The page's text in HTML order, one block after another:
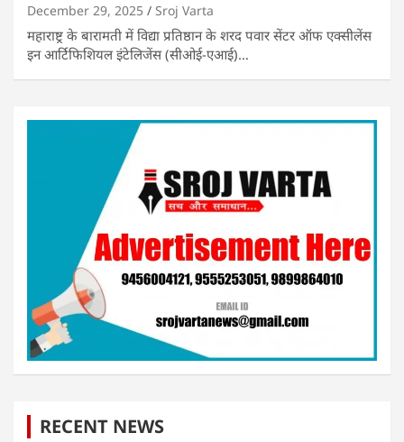
December 29, 2025 Sroj Varta
महाराष्ट्र के बारामती में विद्या प्रतिष्ठान के शरद पवार सेंटर ऑफ एक्सीलेंस
इन आर्टिफिशियल इंटेलिजेंस (सीओई-एआई)…
RECENT NEWS